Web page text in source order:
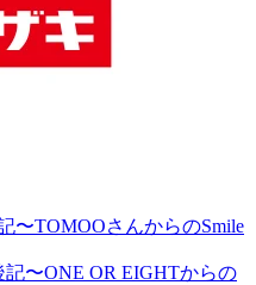
TOMOOさんからのSmile
ONE OR EIGHTからの